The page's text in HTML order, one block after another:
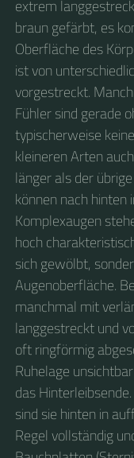
extrem
braun gefärbt, es
Oberfläche des
ist von
vorgestreckt.
Fühler sind gerade
typischerweise
kleineren Arten
länger als der
können nach
Komplexaugen
hoch
sich gewölbt,
Augenoberfläche.
manchmal mit
langgestreckt und
oft ringförmig
Ruhelage
das
sind sie hinten in
Regel vollständig